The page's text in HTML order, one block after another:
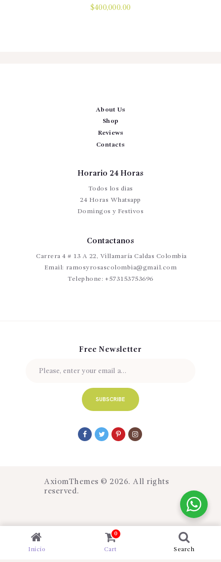
$400,000.00
About Us
Shop
Reviews
Contacts
Horario 24 Horas
Todos los dias
24 Horas Whatsapp
Domingos y Festivos
Contactanos
Carrera 4 # 13 A 22, Villamaría Caldas Colombia
Email: ramosyrosascolombia@gmail.com
Telephone: +573153753696
Free Newsletter
AxiomThemes © 2026. All rights
reserved.
Inicio
0
Cart Search